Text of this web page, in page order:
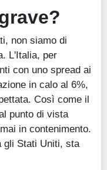
non siamo di
L'Italia, per
con uno spread ai
in calo al 6%,
Così come il
punto di vista
in contenimento.
gli Stati Uniti, sta